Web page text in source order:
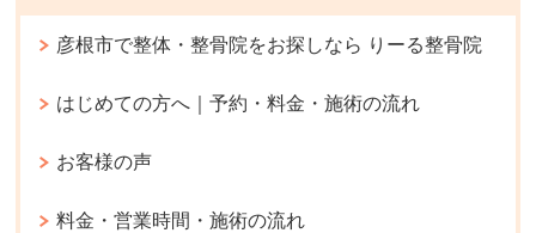
彦根市で整体・整骨院をお探しなら りーる整骨院
はじめての方へ｜予約・料金・施術の流れ
お客様の声
料金・営業時間・施術の流れ